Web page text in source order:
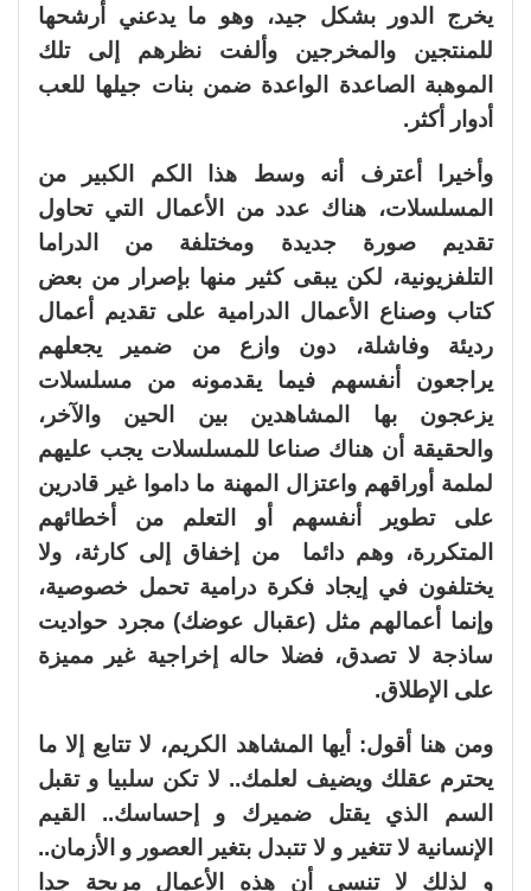
يخرج الدور بشكل جيد، وهو ما يدعني أرشحها
للمنتجين والمخرجين وألفت نظرهم إلى تلك
الموهبة الصاعدة الواعدة ضمن بنات جيلها للعب
أدوار أكثر.
وأخيرا أعترف أنه وسط هذا الكم الكبير من
المسلسلات، هناك عدد من الأعمال التي تحاول
تقديم صورة جديدة ومختلفة من الدراما
التلفزيونية، لكن يبقى كثير منها بإصرار من بعض
كتاب وصناع الأعمال الدرامية على تقديم أعمال
رديئة وفاشلة، دون وازع من ضمير يجعلهم
يراجعون أنفسهم فيما يقدمونه من مسلسلات
يزعجون بها المشاهدين بين الحين والآخر،
والحقيقة أن هناك صناعا للمسلسلات يجب عليهم
لملمة أوراقهم واعتزال المهنة ما داموا غير قادرين
على تطوير أنفسهم أو التعلم من أخطائهم
المتكررة، وهم دائما من إخفاق إلى كارثة، ولا
يختلفون في إيجاد فكرة درامية تحمل خصوصية،
وإنما أعمالهم مثل (عقبال عوضك) مجرد حواديت
ساذجة لا تصدق، فضلا حاله إخراجية غير مميزة
على الإطلاق.
ومن هنا أقول: أيها المشاهد الكريم، لا تتابع إلا ما
يحترم عقلك ويضيف لعلمك.. لا تكن سلبيا و تقبل
السم الذي يقتل ضميرك و إحساسك.. القيم
الإنسانية لا تتغير و لا تتبدل بتغير العصور و الأزمان..
و لذلك لا تنسى أن هذه الأعمال مربحة جدا